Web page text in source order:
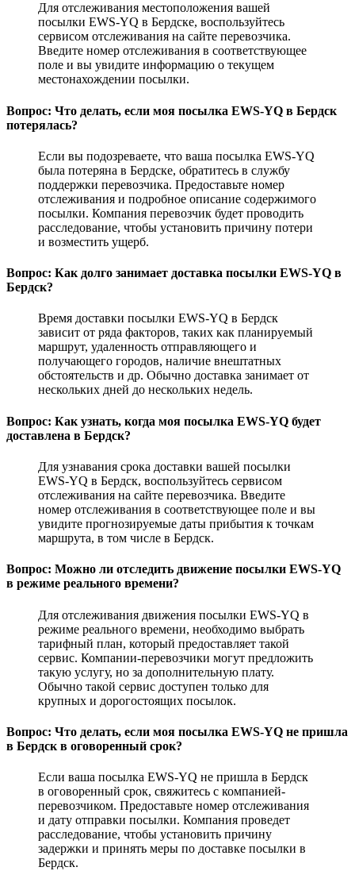
Для отслеживания местоположения вашей
посылки EWS-YQ в Бердске, воспользуйтесь
сервисом отслеживания на сайте перевозчика.
Введите номер отслеживания в соответствующее
поле и вы увидите информацию о текущем
местонахождении посылки.
Вопрос: Что делать, если моя посылка EWS-YQ в Бердск
потерялась?
Если вы подозреваете, что ваша посылка EWS-YQ
была потеряна в Бердске, обратитесь в службу
поддержки перевозчика. Предоставьте номер
отслеживания и подробное описание содержимого
посылки. Компания перевозчик будет проводить
расследование, чтобы установить причину потери
и возместить ущерб.
Вопрос: Как долго занимает доставка посылки EWS-YQ в
Бердск?
Время доставки посылки EWS-YQ в Бердск
зависит от ряда факторов, таких как планируемый
маршрут, удаленность отправляющего и
получающего городов, наличие внештатных
обстоятельств и др. Обычно доставка занимает от
нескольких дней до нескольких недель.
Вопрос: Как узнать, когда моя посылка EWS-YQ будет
доставлена в Бердск?
Для узнавания срока доставки вашей посылки
EWS-YQ в Бердск, воспользуйтесь сервисом
отслеживания на сайте перевозчика. Введите
номер отслеживания в соответствующее поле и вы
увидите прогнозируемые даты прибытия к точкам
маршрута, в том числе в Бердск.
Вопрос: Можно ли отследить движение посылки EWS-YQ
в режиме реального времени?
Для отслеживания движения посылки EWS-YQ в
режиме реального времени, необходимо выбрать
тарифный план, который предоставляет такой
сервис. Компании-перевозчики могут предложить
такую услугу, но за дополнительную плату.
Обычно такой сервис доступен только для
крупных и дорогостоящих посылок.
Вопрос: Что делать, если моя посылка EWS-YQ не пришла
в Бердск в оговоренный срок?
Если ваша посылка EWS-YQ не пришла в Бердск
в оговоренный срок, свяжитесь с компанией-
перевозчиком. Предоставьте номер отслеживания
и дату отправки посылки. Компания проведет
расследование, чтобы установить причину
задержки и принять меры по доставке посылки в
Бердск.